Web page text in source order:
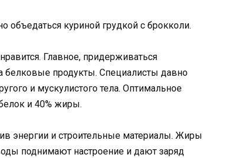
куриной грудкой с брокколи.
Главное, придерживаться
белковые продукты. Специалисты давно
и мускулистого тела. Оптимальное
и 40% жиры.
энергии и строительные материалы. Жиры
поднимают настроение и дают заряд